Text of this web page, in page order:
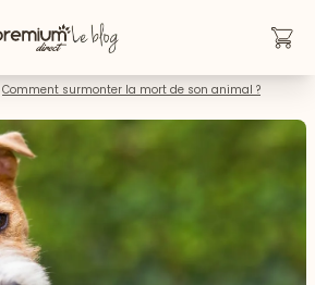
Comment surmonter la mort de son animal ?